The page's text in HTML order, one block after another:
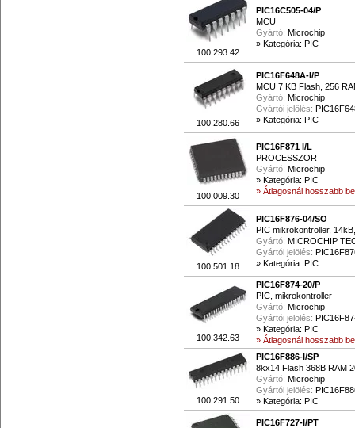
100.293.42
PIC16C505-04/P
MCU
Gyártó: Microchip
» Kategória: PIC
100.280.66
PIC16F648A-I/P
MCU 7 KB Flash, 256
Gyártó: Microchip
Gyártói jelölés:
» Kategória: PIC
100.009.30
PIC16F871 I/L
PROCESSZOR
Gyártó: Microchip
» Kategória: PIC
» Átlagosnál hosszabb
100.501.18
PIC16F876-04/SO
PIC mikrokontroller,
Gyártó: MICROCHIP
Gyártói jelölés:
» Kategória: PIC
100.342.63
PIC16F874-20/P
PIC, mikrokontroller
Gyártó: Microchip
Gyártói jelölés:
» Kategória: PIC
» Átlagosnál hosszabb
100.291.50
PIC16F886-I/SP
8kx14 Flash 368B RAM
Gyártó: Microchip
Gyártói jelölés:
» Kategória: PIC
PIC16F727-I/PT